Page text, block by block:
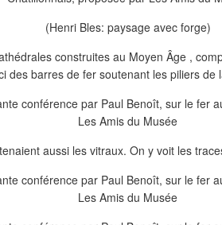
(Henri Bles: paysage avec forge)
construites au Moyen Âge ,
des barres de fer soutenant les piliers
aussi les vitraux. On y voit les